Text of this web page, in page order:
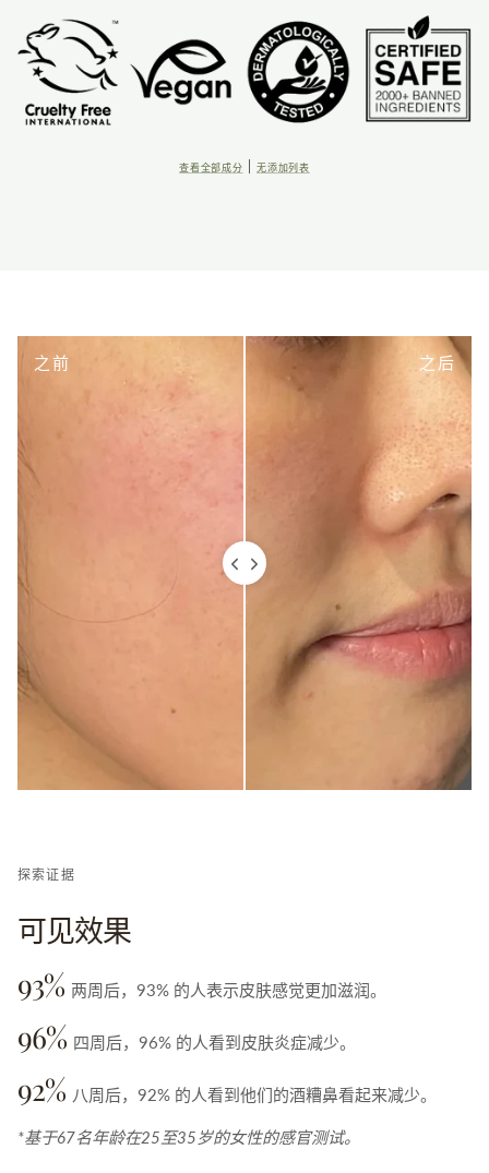
查看全部成分 |无添加列表
之前 之后
探索证据
可见效果
93% 两周后，93% 的人表示皮肤感觉更加滋润。
96% 四周后，96% 的人看到皮肤炎症减少。
92% 八周后，92% 的人看到他们的酒糟鼻看起来减少。
*基于67名年龄在25至35岁的女性的感官测试。